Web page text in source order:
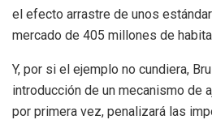
el efecto arrastre de unos
mercado de 405 millones de
Y, por si el ejemplo no cundiera,
introducción de un mecanismo de
por primera vez, penalizará las